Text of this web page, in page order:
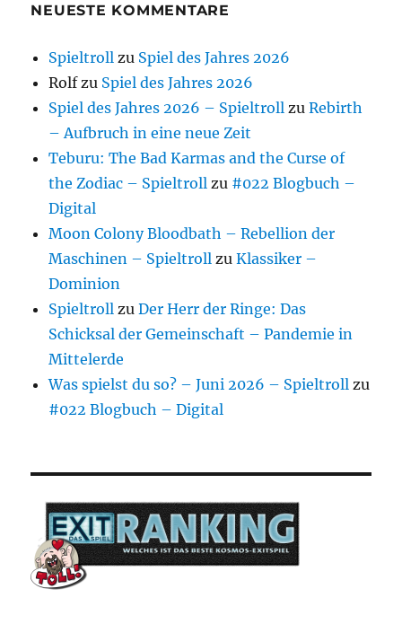
NEUESTE KOMMENTARE
Spieltroll zu Spiel des Jahres 2026
Rolfzu Spiel des Jahres 2026
Spiel des Jahres 2026 – Spieltroll zuRebirth
– Aufbruch in eine neue Zeit
Teburu: The Bad Karmas and the Curse of
the Zodiac – Spieltroll zu #022 Blogbuch –
Digital
Moon Colony Bloodbath – Rebellion der
Maschinen – Spieltroll zuKlassiker –
Dominion
Spieltroll zuDer Herr der Ringe: Das
Schicksal der Gemeinschaft – Pandemie in
Mittelerde
Was spielst du so? – Juni 2026 – Spieltroll zu
#022 Blogbuch – Digital